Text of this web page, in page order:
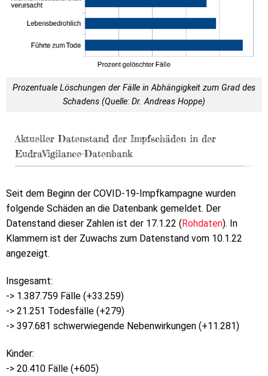
Prozentuale Löschungen der Fälle in Abhängigkeit zum Grad des
Schadens (Quelle: Dr. Andreas Hoppe)
Aktueller Datenstand der Impfschäden in der
EudraVigilance-Datenbank
Seit dem Beginn der COVID-19-Impfkampagne wurden
folgende Schäden an die Datenbank gemeldet. Der
Datenstand dieser Zahlen ist der 17.1.22 ( Rohdaten). In
Klammern ist der Zuwachs zum Datenstand vom 10.1.22
angezeigt.
Insgesamt:
-> 1.387.759 Fälle (+33.259)
-> 21.251 Todesfälle (+279)
-> 397.681 schwerwiegende Nebenwirkungen (+11.281)
Kinder:
-> 20.410 Fälle (+605)